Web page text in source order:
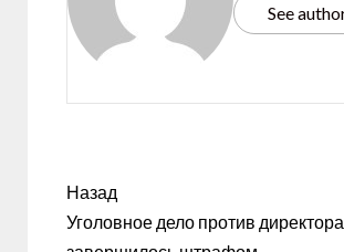
See
Назад
Уголовное дело против